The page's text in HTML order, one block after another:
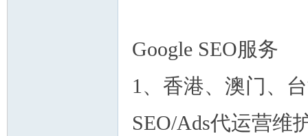
Google SEO服务
1、香港、澳门、
SEO/Ads代运营维